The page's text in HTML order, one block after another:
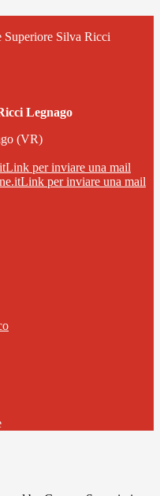
Superiore Silva Ricci
Legnago
(VR)
Link per inviare una mail
Link per inviare una mail